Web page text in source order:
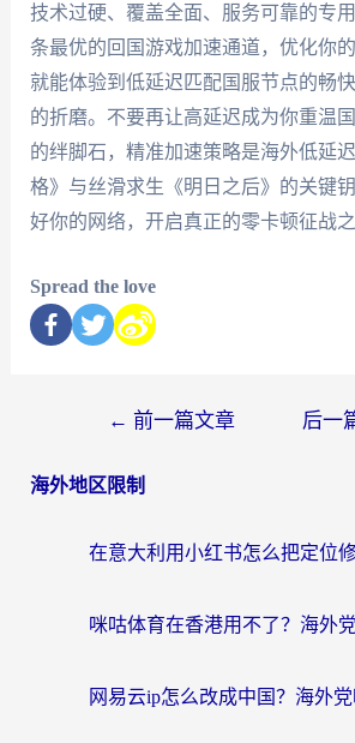
技术过硬、覆盖全面、服务可靠的专
条最优的回国游戏加速通道，优化你
就能体验到低延迟匹配国服节点的畅
的折磨。不要再让高延迟成为你重温
的绊脚石，精准加速策略是海外低延
格》与丝滑求生《明日之后》的关键
好你的网络，开启真正的零卡顿征战之
Spread the love
← 前一篇文章 后一
海外地区限制